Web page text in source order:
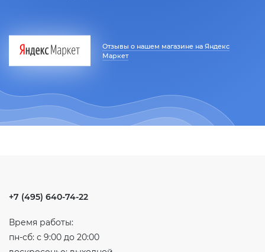
Отзывы о нашем магазине на Яндекс
Маркет
+7 (495) 640-74-22
Время работы:
пн-сб: с 9:00 до 20:00